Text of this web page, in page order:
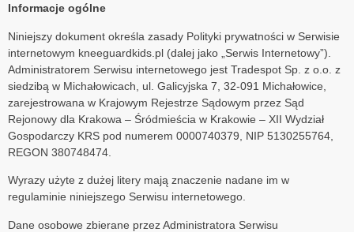
Informacje ogólne
Niniejszy dokument określa zasady Polityki prywatności w Serwisie
internetowym kneeguardkids.pl (dalej jako „Serwis Internetowy”).
Administratorem Serwisu internetowego jest Tradespot Sp. z o.o. z
siedzibą w Michałowicach, ul. Galicyjska 7, 32-091 Michałowice,
zarejestrowana w Krajowym Rejestrze Sądowym przez Sąd
Rejonowy dla Krakowa – Śródmieścia w Krakowie – XII Wydział
Gospodarczy KRS pod numerem 0000740379, NIP 5130255764,
REGON 380748474.
Wyrazy użyte z dużej litery mają znaczenie nadane im w
regulaminie niniejszego Serwisu internetowego.
Dane osobowe zbierane przez Administratora Serwisu